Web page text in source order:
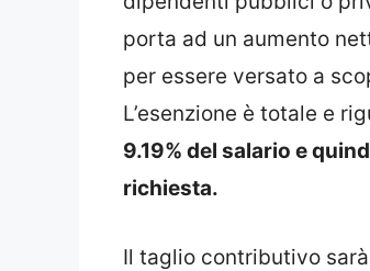
porta ad un aumento
per essere versato a
L’esenzione è totale e
9.19% del salario e
richiesta.
Il taglio contributivo